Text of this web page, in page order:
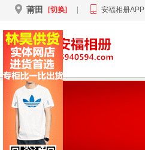
莆田 [切换] 安福相册APP